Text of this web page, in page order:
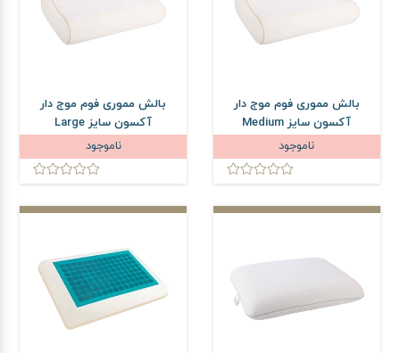
بالش مموری فوم موج دار
آکسون سایز Medium
ناموجود
بالش مموری فوم موج دار
آکسون سایز Large
ناموجود